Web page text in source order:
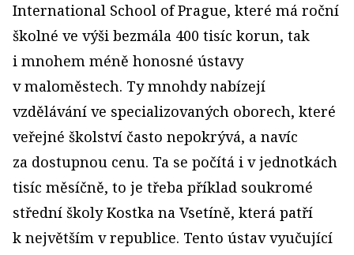
International School of Prague, které má roční
školné ve výši bezmála 400 tisíc korun, tak
i mnohem méně honosné ústavy
v maloměstech. Ty mnohdy nabízejí
vzdělávání ve specializovaných oborech, které
veřejné školství často nepokrývá, a navíc
za dostupnou cenu. Ta se počítá i v jednotkách
tisíc měsíčně, to je třeba příklad soukromé
střední školy Kostka na Vsetíně, která patří
k největším v republice. Tento ústav vyučující